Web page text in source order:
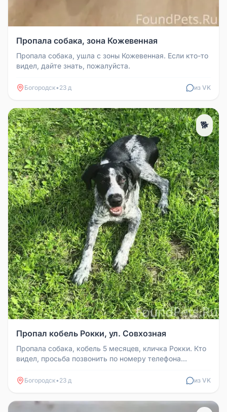
Пропала собака, зона Кожевенная
Пропала собака, ушла с зоны Кожевенная. Если кто-то
видел, дайте знать, пожалуйста.
Богородск• 23 д из VK
🐕
Пропал кобель Рокки, ул. Совхозная
Пропала собака, кобель 5 месяцев, кличка Рокки. Кто
видел, просьба позвонить по номеру телефона
Богородск• 23 д из VK